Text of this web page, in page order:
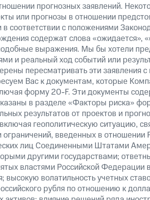
прогнозных заявлений.
или прогнозы в отношении
в соответствии с положениями
содержат слова «ожидается»,
выражения. Мы бы хотели
и реальный ход событий или
пересматривать эти заявления
Вас к документам, которые
форму 20-F. Эти документы
в разделе «Факторы риска»
результатов от проектов и
геополитическую ситуацию,
введенных в отношении
лиц Соединенными Штатами
другими государствами;
властями Российской Федерации
высокую волатильность учетных
рубля по отношению к